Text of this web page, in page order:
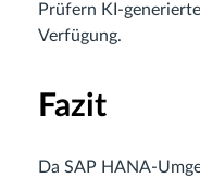
Prüfern KI-
Verfügung.
Fazit
Da SAP HANA-